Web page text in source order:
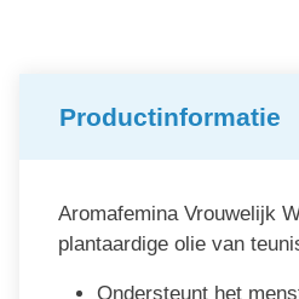
Productinformatie
Aromafemina Vrouwelijk
plantaardige olie van
Ondersteunt het